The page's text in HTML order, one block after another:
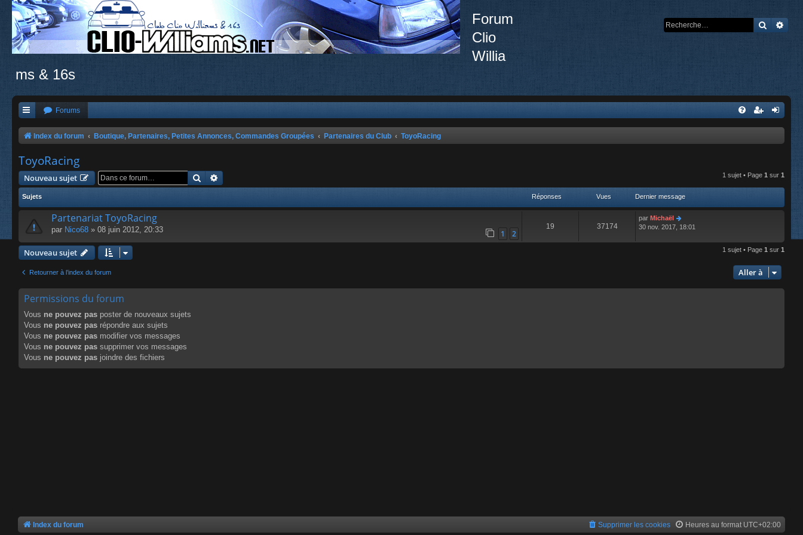
Forum
Clio
Willia
ms & 16s
Forums
Index du forum Boutique, Partenaires, Petites Annonces, Commandes Groupées Partenaires du Club ToyoRacing
ToyoRacing
Nouveau sujet Rechercher 1 sujet • Page 1 sur 1
Sujets Réponses Vues Dernier message
Partenariat ToyoRacing
par Nico68 » 08 juin 2012, 20:33 1 2
19 37174
par Michaël
30 nov. 2017, 18:01
Nouveau sujet 1 sujet • Page 1 sur 1
Retourner à l’index du forum Aller à
Permissions du forum
Vous ne pouvez pas poster de nouveaux sujets
Vous ne pouvez pas répondre aux sujets
Vous ne pouvez pas modifier vos messages
Vous ne pouvez pas supprimer vos messages
Vous ne pouvez pas joindre des fichiers
Index du forum Heures au format UTC+02:00
Supprimer les cookies